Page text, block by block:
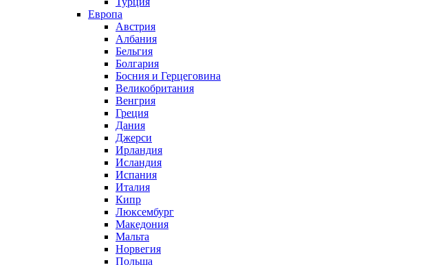
Европа
Австрия
Албания
Бельгия
Болгария
Босния и Герцеговина
Великобритания
Венгрия
Греция
Дания
Джерси
Ирландия
Исландия
Испания
Италия
Кипр
Люксембург
Македония
Мальта
Норвегия
Польша